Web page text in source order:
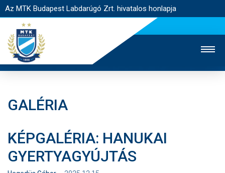
Az MTK Budapest Labdarúgó Zrt. hivatalos honlapja
JEGYÉRTÉKESÍTÉS
WEBSHOP
STADION
EGYESÜLET
KAPCSOLAT
GALÉRIA
KÉPGALÉRIA: HANUKAI
GYERTYAGYÚJTÁS